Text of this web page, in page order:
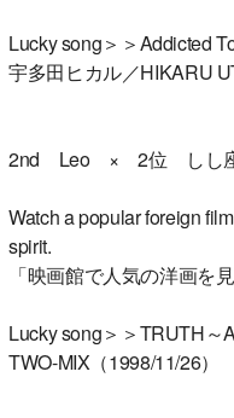
Lucky song＞＞Addicted
宇多田ヒカル／HIKARU
2nd Leo × 2位 しし
Watch a popular foreign
spirit.
「映画館で人気の洋画を
Lucky song＞＞TRUTH～
TWO-MIX（1998/11/26）